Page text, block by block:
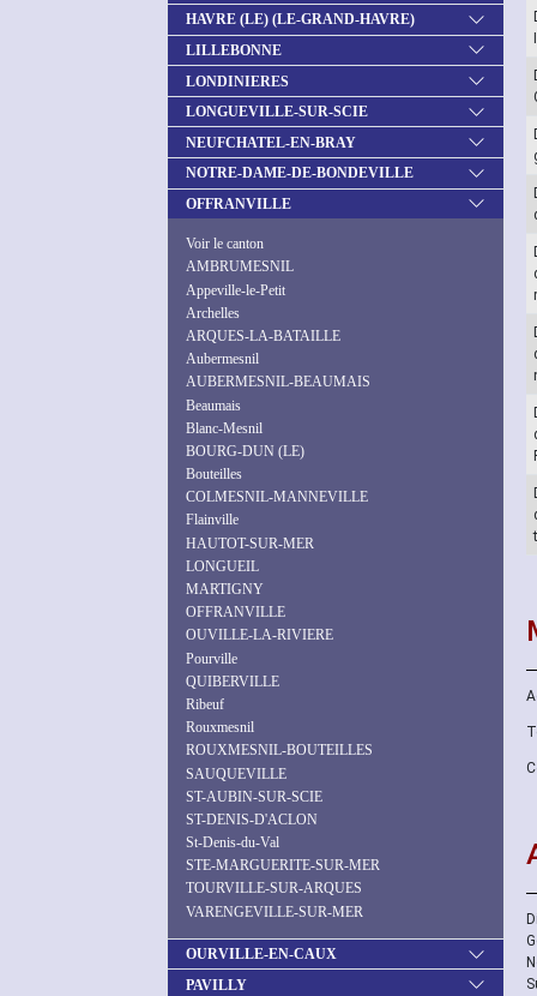
HAVRE (LE) (LE-GRAND-HAVRE)
LILLEBONNE
LONDINIERES
LONGUEVILLE-SUR-SCIE
NEUFCHATEL-EN-BRAY
NOTRE-DAME-DE-BONDEVILLE
OFFRANVILLE
Voir le canton
AMBRUMESNIL
Appeville-le-Petit
Archelles
ARQUES-LA-BATAILLE
Aubermesnil
AUBERMESNIL-BEAUMAIS
Beaumais
Blanc-Mesnil
BOURG-DUN (LE)
Bouteilles
COLMESNIL-MANNEVILLE
Flainville
HAUTOT-SUR-MER
LONGUEIL
MARTIGNY
OFFRANVILLE
OUVILLE-LA-RIVIERE
Pourville
QUIBERVILLE
Ribeuf
Rouxmesnil
ROUXMESNIL-BOUTEILLES
SAUQUEVILLE
ST-AUBIN-SUR-SCIE
ST-DENIS-D'ACLON
St-Denis-du-Val
STE-MARGUERITE-SUR-MER
TOURVILLE-SUR-ARQUES
VARENGEVILLE-SUR-MER
OURVILLE-EN-CAUX
PAVILLY